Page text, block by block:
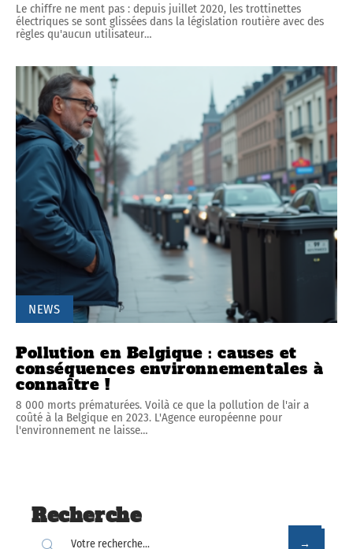
Le chiffre ne ment pas : depuis juillet 2020, les trottinettes
électriques se sont glissées dans la législation routière avec des
règles qu'aucun utilisateur…
NEWS
Pollution en Belgique : causes et
conséquences environnementales à
connaître !
8 000 morts prématurées. Voilà ce que la pollution de l'air a
coûté à la Belgique en 2023. L'Agence européenne pour
l'environnement ne laisse…
Recherche